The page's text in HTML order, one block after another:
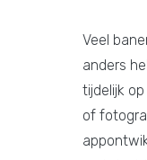
Veel
anders
tijdelijk
of